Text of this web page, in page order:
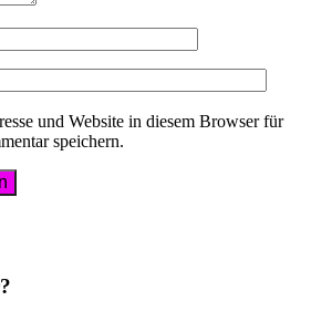
und Website in diesem Browser für
speichern.